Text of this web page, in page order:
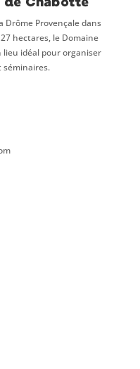
Drôme Provençale dans
hectares, le Domaine
idéal pour organiser
séminaires.